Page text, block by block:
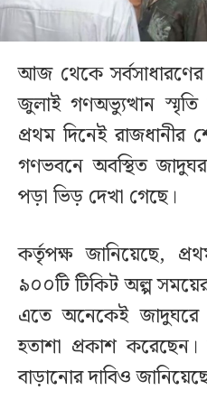
আজ থেকে
জুলাই গণঅভ্যুত্থান
প্রথম দিনেই রাজধানীর
গণভবনে অবস্থিত
পড়া ভিড় দেখা গেছে।
কর্তৃপক্ষ জানিয়েছে,
৯০০টি টিকিট অল্প
এতে অনেকেই
হতাশা প্রকাশ
বাড়ানোর দাবিও